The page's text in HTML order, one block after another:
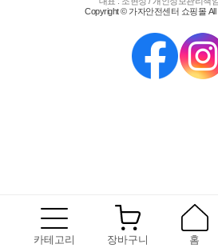
카테고리 장바구니 홈
Copyright © 가자안전센터 쇼핑몰 All